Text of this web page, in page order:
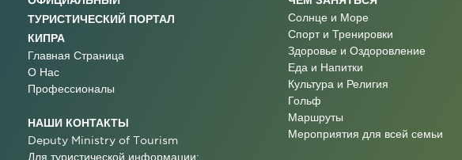
ТУРИСТИЧЕСКИЙ ПОРТАЛ
КИПРА
Главная Страница
О Нас
Профессионалы
НАШИ КОНТАКТЫ
Deputy Ministry of Tourism
Для туристической информации:
Солнце и Море
Спорт и Тренировки
Здоровье и Оздоровление
Еда и Напитки
Культура и Религия
Гольф
Маршруты
Мероприятия для всей семьи